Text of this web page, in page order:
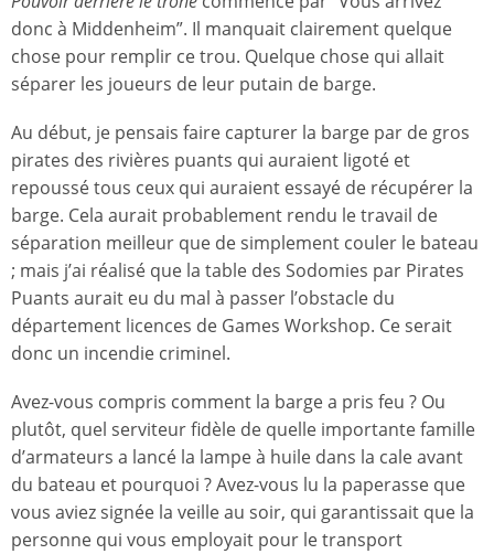
donc à Middenheim”. Il manquait clairement quelque
chose pour remplir ce trou. Quelque chose qui allait
séparer les joueurs de leur putain de barge.
Au début, je pensais faire capturer la barge par de gros
pirates des rivières puants qui auraient ligoté et
repoussé tous ceux qui auraient essayé de récupérer la
barge. Cela aurait probablement rendu le travail de
séparation meilleur que de simplement couler le bateau
; mais j’ai réalisé que la table des Sodomies par Pirates
Puants aurait eu du mal à passer l’obstacle du
département licences de Games Workshop. Ce serait
donc un incendie criminel.
Avez-vous compris comment la barge a pris feu ? Ou
plutôt, quel serviteur fidèle de quelle importante famille
d’armateurs a lancé la lampe à huile dans la cale avant
du bateau et pourquoi ? Avez-vous lu la paperasse que
vous aviez signée la veille au soir, qui garantissait que la
personne qui vous employait pour le transport